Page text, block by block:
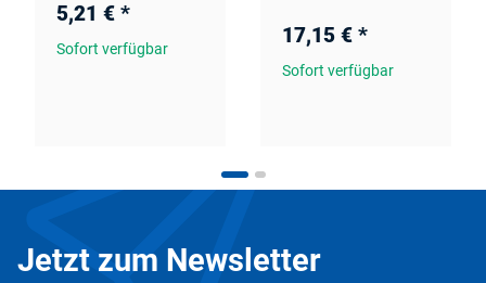
5,21 € *
Sofort verfügbar
17,15 € *
Sofort verfügbar
Jetzt zum Newsletter